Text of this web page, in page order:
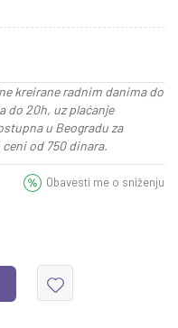
kreirane radnim danima do
do 20h, uz plaćanje
u Beogradu za
ceni od 750 dinara.
Obavesti me o sniženju